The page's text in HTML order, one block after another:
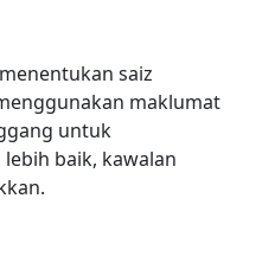
saiz
maklumat
untuk
baik, kawalan